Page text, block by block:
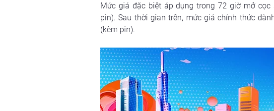
Mức giá đặc biệt áp dụng trong 72 giờ mở
pin). Sau thời gian trên, mức giá chính thức
(kèm pin).